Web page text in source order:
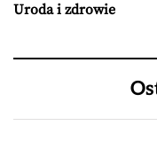
Uroda i zdrowie